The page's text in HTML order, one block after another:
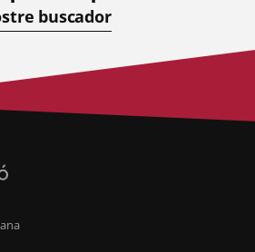
buscador